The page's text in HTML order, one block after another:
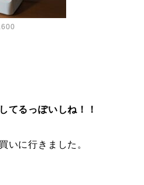
てるっぽいしね！！
いに行きました。